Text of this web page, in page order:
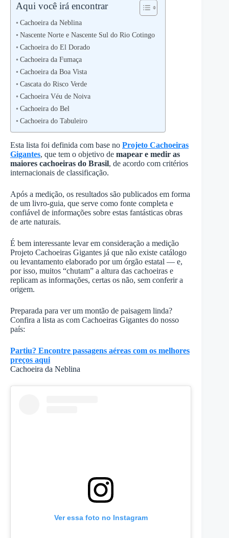
Aqui você irá encontrar
Cachoeira da Neblina
Nascente Norte e Nascente Sul do Rio Cotingo
Cachoeira do El Dorado
Cachoeira da Fumaça
Cachoeira da Boa Vista
Cascata do Risco Verde
Cachoeira Véu de Noiva
Cachoeira do Bel
Cachoeira do Tabuleiro
Esta lista foi definida com base no Projeto Cachoeiras
Gigantes, que tem o objetivo de mapear e medir as
maiores cachoeiras do Brasil, de acordo com critérios
internacionais de classificação.
Após a medição, os resultados são publicados em forma
de um livro-guia, que serve como fonte completa e
confiável de informações sobre estas fantásticas obras
de arte naturais.
É bem interessante levar em consideração a medição
Projeto Cachoeiras Gigantes já que não existe catálogo
ou levantamento elaborado por um órgão estatal — e,
por isso, muitos “chutam” a altura das cachoeiras e
replicam as informações, certas os não, sem conferir a
origem.
Preparada para ver um montão de paisagem linda?
Confira a lista as com Cachoeiras Gigantes do nosso
país:
Partiu? Encontre passagens aéreas com os melhores
preços aqui
Cachoeira da Neblina
Ver essa foto no Instagram